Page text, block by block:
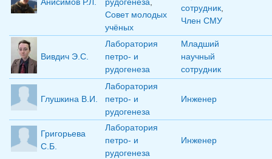
Совет молодых
учёных
сотрудник
Член СМУ
Вивдич Э.С.
Лаборатория
петро- и
рудогенеза
Младший
научный
сотрудник
Глушкина В.И.
Лаборатория
петро- и
рудогенеза
Инженер
Григорьева
С.Б.
Лаборатория
петро- и
рудогенеза
Инженер